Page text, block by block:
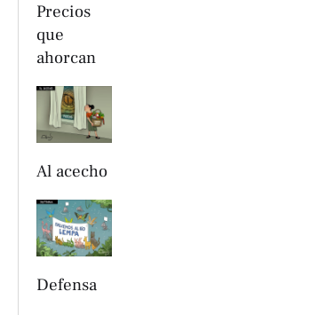
Precios
que
ahorcan
Al acecho
Defensa